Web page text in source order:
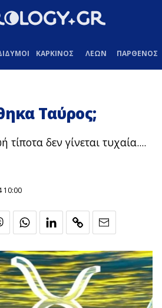
ΚΑΡΚΙΝΟΣ ΛΕΩΝ ΠΑΡΘΕΝΟΣ
Ταύρος;
τίποτα δεν γίνεται τυχαία....
10:00